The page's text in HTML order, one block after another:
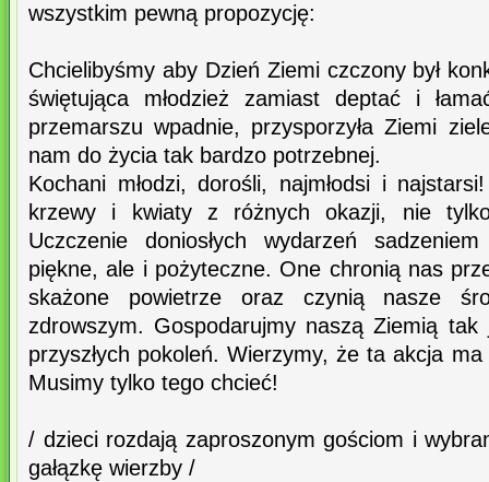
wszystkim pewną propozycję:
Chcielibyśmy aby Dzień Ziemi czczony był
świętująca młodzież zamiast deptać i
przemarszu wpadnie, przysporzyła Ziemi
nam do życia tak bardzo potrzebnej.
Kochani młodzi, dorośli, najmłodsi i
krzewy i kwiaty z różnych okazji, nie
Uczczenie doniosłych wydarzeń
piękne, ale i pożyteczne. One chronią nas
skażone powietrze oraz czynią nasze
zdrowszym. Gospodarujmy naszą Ziemią
przyszłych pokoleń. Wierzymy, że ta akcja
Musimy tylko tego chcieć!
/ dzieci rozdają zaproszonym gościom i
gałązkę wierzby /